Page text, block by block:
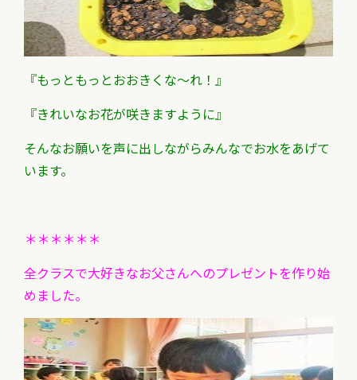
『もっともっとおおきくな～れ！』
『きれいなお花が咲きますように』
そんなお願いを声に出しながらみんなでお水をあげて
います。
＊＊＊＊＊＊
全クラスで大好きなお父さんへのプレゼントを作り始
めました。